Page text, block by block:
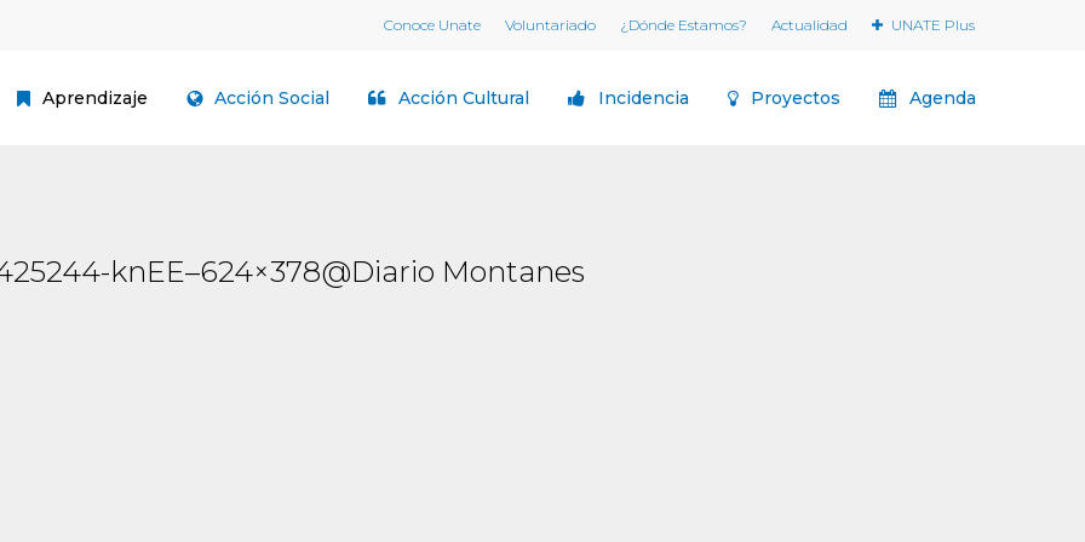
Conoce Unate Voluntariado ¿Dónde Estamos? Actualidad UNATE Plus
Aprendizaje Acción Social Acción Cultural Incidencia Proyectos Agenda
knEE–624×378@Diario Montanes